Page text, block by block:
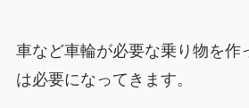
車など車輪が必要な乗り物を作
は必要になってきます。